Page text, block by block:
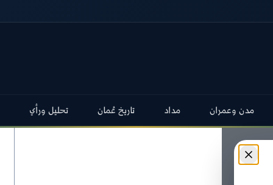
مدن وعمران مداد تاريخ عُمان تحليل ورأي